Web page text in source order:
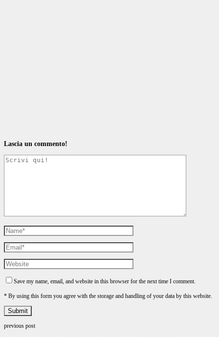
Lascia un commento!
Save my name, email, and website in this browser for the next time I comment.
* By using this form you agree with the storage and handling of your data by this website.
previous post